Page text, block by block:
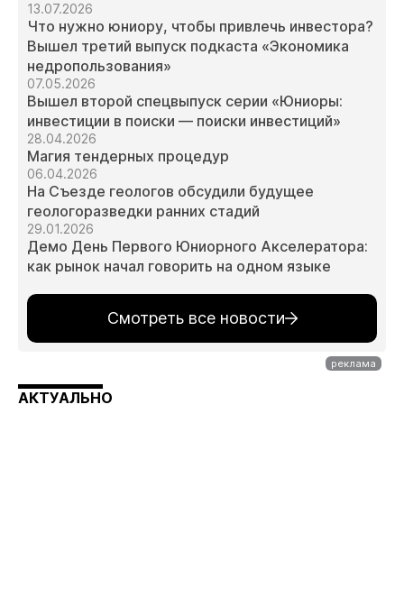
13.07.2026
Что нужно юниору, чтобы привлечь инвестора?
Вышел третий выпуск подкаста «Экономика
недропользования»
07.05.2026
Вышел второй спецвыпуск серии «Юниоры:
инвестиции в поиски — поиски инвестиций»
28.04.2026
Магия тендерных процедур
06.04.2026
На Съезде геологов обсудили будущее
геологоразведки ранних стадий
29.01.2026
Демо День Первого Юниорного Акселератора:
как рынок начал говорить на одном языке
Смотреть все новости
АКТУАЛЬНО